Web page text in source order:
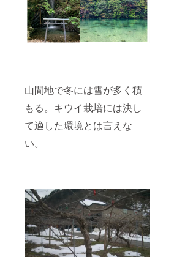
山間地で冬には雪が多く積
もる。キウイ栽培には決し
て適した環境とは言えな
い。